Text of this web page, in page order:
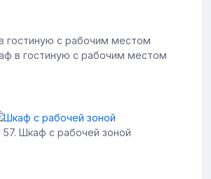
в гостиную с рабочим местом
57. Шкаф с рабочей зоной